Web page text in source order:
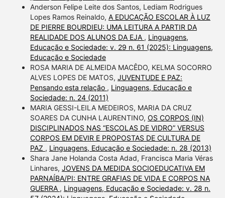
Anderson Felipe Leite dos Santos, Lediam Rodrigues
Lopes Ramos Reinaldo, A EDUCAÇÃO ESCOLAR À LUZ
DE PIERRE BOURDIEU: UMA LEITURA A PARTIR DA
REALIDADE DOS ALUNOS DA EJA , Linguagens,
Educação e Sociedade: v. 29 n. 61 (2025): Linguagens,
Educação e Sociedade
ROSA MARIA DE ALMEIDA MACÊDO, KELMA SOCORRO
ALVES LOPES DE MATOS, JUVENTUDE E PAZ:
Pensando esta relação , Linguagens, Educação e
Sociedade: n. 24 (2011)
MARIA GESSI-LEILA MEDEIROS, MARIA DA CRUZ
SOARES DA CUNHA LAURENTINO, OS CORPOS (IN)
DISCIPLINADOS NAS “ESCOLAS DE VIDRO” VERSUS
CORPOS EM DEVIR E PROPOSTAS DE CULTURA DE
PAZ , Linguagens, Educação e Sociedade: n. 28 (2013)
Shara Jane Holanda Costa Adad, Francisca Maria Véras
Linhares, JOVENS DA MEDIDA SOCIOEDUCATIVA EM
PARNAÍBA/PI: ENTRE GRAFIAS DE VIDA E CORPOS NA
GUERRA , Linguagens, Educação e Sociedade: v. 28 n.